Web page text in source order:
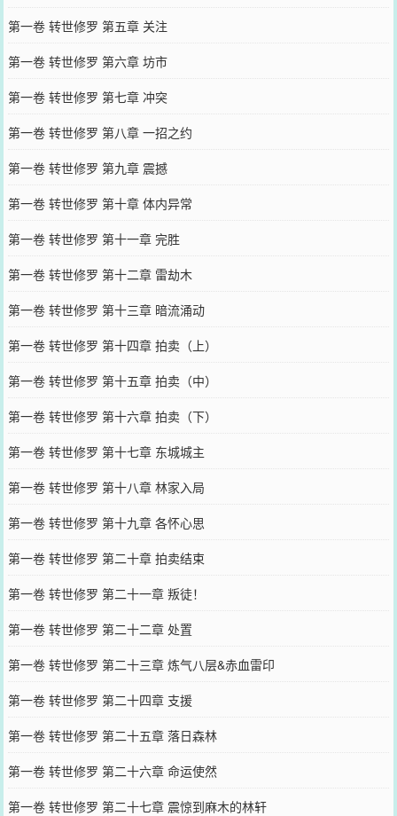
第一卷 转世修罗 第五章 关注
第一卷 转世修罗 第六章 坊市
第一卷 转世修罗 第七章 冲突
第一卷 转世修罗 第八章 一招之约
第一卷 转世修罗 第九章 震撼
第一卷 转世修罗 第十章 体内异常
第一卷 转世修罗 第十一章 完胜
第一卷 转世修罗 第十二章 雷劫木
第一卷 转世修罗 第十三章 暗流涌动
第一卷 转世修罗 第十四章 拍卖（上）
第一卷 转世修罗 第十五章 拍卖（中）
第一卷 转世修罗 第十六章 拍卖（下）
第一卷 转世修罗 第十七章 东城城主
第一卷 转世修罗 第十八章 林家入局
第一卷 转世修罗 第十九章 各怀心思
第一卷 转世修罗 第二十章 拍卖结束
第一卷 转世修罗 第二十一章 叛徒！
第一卷 转世修罗 第二十二章 处置
第一卷 转世修罗 第二十三章 炼气八层&赤血雷印
第一卷 转世修罗 第二十四章 支援
第一卷 转世修罗 第二十五章 落日森林
第一卷 转世修罗 第二十六章 命运使然
第一卷 转世修罗 第二十七章 震惊到麻木的林轩